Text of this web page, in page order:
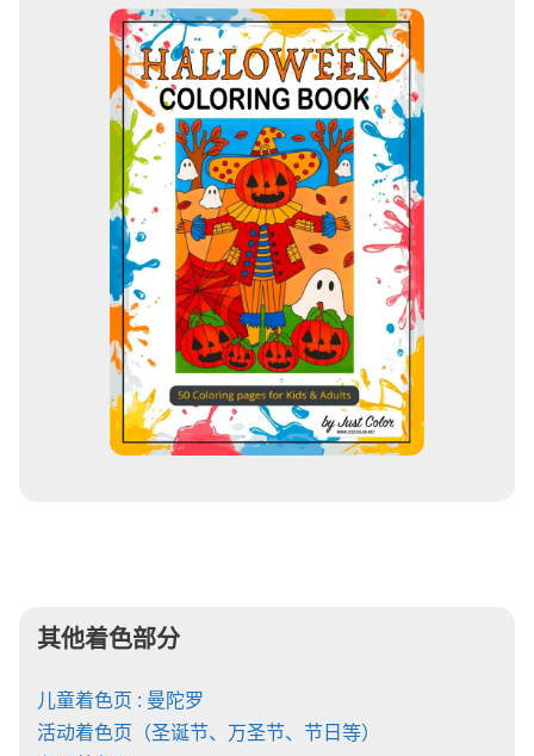
其他着色部分
儿童着色页 : 曼陀罗
活动着色页（圣诞节、万圣节、节日等）